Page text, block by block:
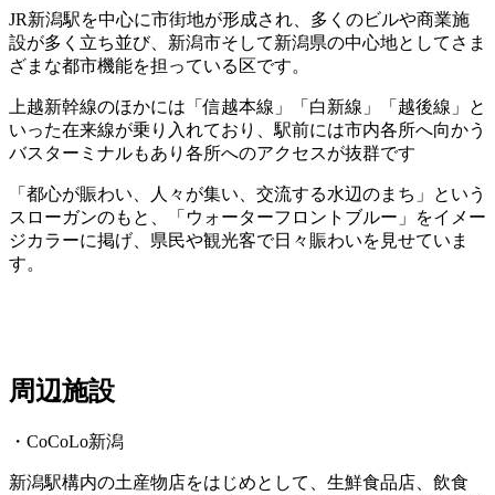
JR新潟駅を中心に市街地が形成され、多くのビルや商業施
設が多く立ち並び、新潟市そして新潟県の中心地としてさま
ざまな都市機能を担っている区です。
上越新幹線のほかには「信越本線」「白新線」「越後線」と
いった在来線が乗り入れており、駅前には市内各所へ向かう
バスターミナルもあり各所へのアクセスが抜群です
「都心が賑わい、人々が集い、交流する水辺のまち」という
スローガンのもと、「ウォーターフロントブルー」をイメー
ジカラーに掲げ、県民や観光客で日々賑わいを見せていま
す。
周辺施設
・CoCoLo新潟
新潟駅構内の土産物店をはじめとして、生鮮食品店、飲食